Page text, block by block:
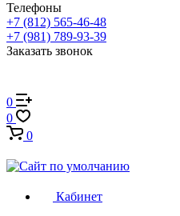
Телефоны
+7 (812) 565-46-48
+7 (981) 789-93-39
Заказать звонок
0
0
0
Кабинет